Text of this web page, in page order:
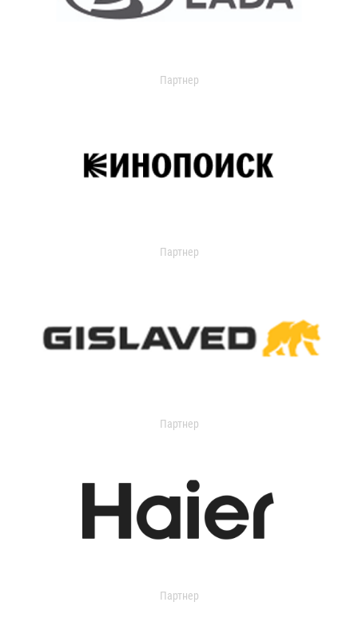
Партнер
Партнер
Партнер
Партнер